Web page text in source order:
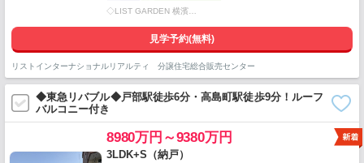
◇LIST GARDEN 横濱…
見学予約(無料)
リストインターナショナルリアルティ 分譲住宅総合販売センター
◆東急リバブル◆戸部駅徒歩6分・高島町駅徒歩9分！ルーフ
バルコニー付き
8980万円～9380万円
3LDK+S（納戸）